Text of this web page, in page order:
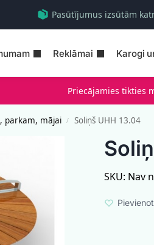
Pasūtījumus izsūtām
Reklāmai Karogi
Priecājamies tikties
parkam, mājai / Soliņš UHH 13.04
SKU: Nav